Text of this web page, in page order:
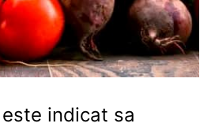
indicat sa